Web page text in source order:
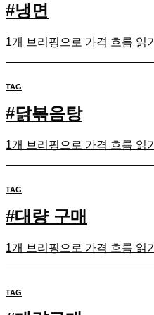
#냉면
1개 브리핑으로 가격 흐름 읽기
TAG
#닭볶음탕
1개 브리핑으로 가격 흐름 읽기
TAG
#대량 구매
1개 브리핑으로 가격 흐름 읽기
TAG